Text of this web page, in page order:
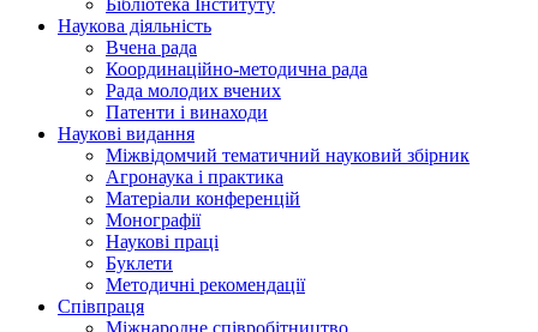
Бібліотека Інституту
Наукова діяльність
Вчена рада
Координаційно-методична рада
Рада молодих вчених
Патенти і винаходи
Наукові видання
Міжвідомчий тематичний науковий збірник
Агронаука і практика
Матеріали конференцій
Монографії
Наукові праці
Буклети
Методичні рекомендації
Співпраця
Міжнародне співробітництво